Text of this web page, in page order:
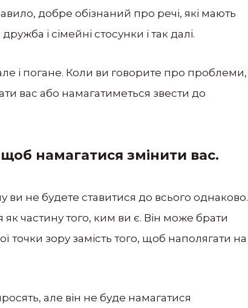
добре обізнаний про речі, які мають
і сімейні стосунки і так далі.
і погане. Коли ви говорите про проблеми,
вас або намагатиметься звести до
щоб намагатися змінити вас.
ви не будете ставитися до всього однаково.
як частину того, ким ви є. Він може брати
точки зору замість того, щоб наполягати на
але він не буде намагатися